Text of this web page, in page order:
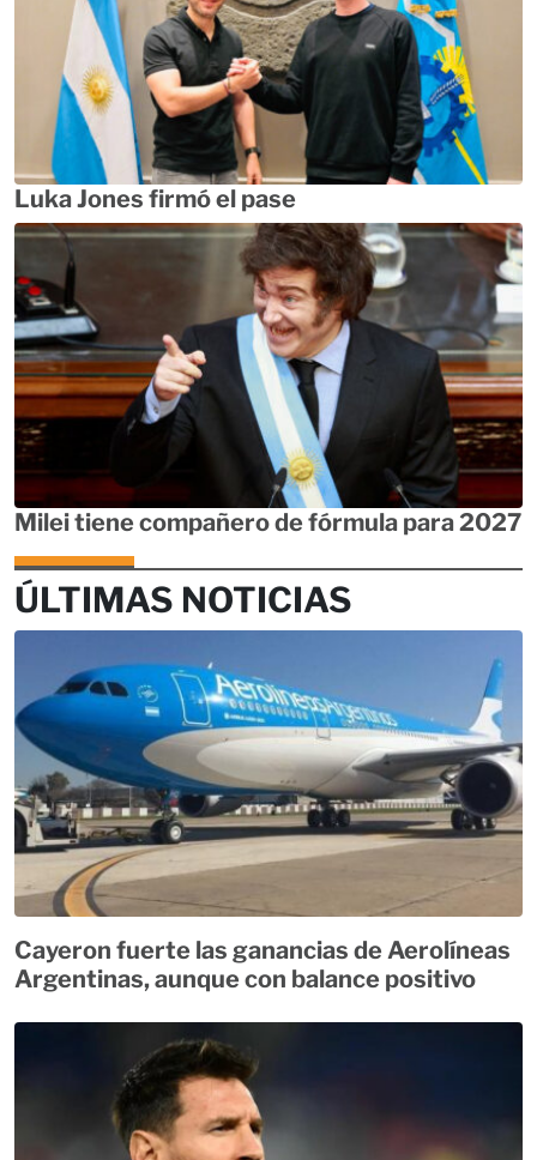
Luka Jones firmó el pase
Milei tiene compañero de fórmula para 2027
ÚLTIMAS NOTICIAS
Cayeron fuerte las ganancias de Aerolíneas
Argentinas, aunque con balance positivo